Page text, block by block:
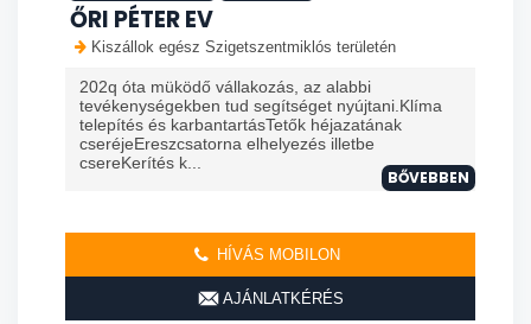
ŐRI PÉTER EV
Kiszállok egész Szigetszentmiklós területén
202q óta müködő vállakozás, az alabbi
tevékenységekben tud segítséget nyújtani.Klíma
telepítés és karbantartásTetők héjazatának
cseréjeEreszcsatorna elhelyezés illetbe
csereKerítés k...
BŐVEBBEN
HÍVÁS MOBILON
AJÁNLATKÉRÉS